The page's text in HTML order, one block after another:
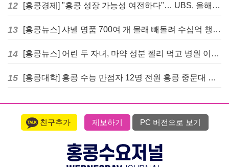
12 [홍콩경제] "홍콩 성장 가능성 여전하다"… UBS, 올해 홍콩 GDP 성장률 전망치 4.5%로 대폭 상향
13 [홍콩뉴스] 샤넬 명품 700여 개 몰래 빼돌려 수십억 챙긴 직원 4년~7년형 선고
14 [홍콩뉴스] 어린 두 자녀, 마약 성분 젤리 먹고 병원 이송… 어머니와 친척 체포
15 [홍콩대학] 홍콩 수능 만점자 12명 전원 홍콩 중문대 의대 진학
친구추가 제보하기 PC 버전으로 보기